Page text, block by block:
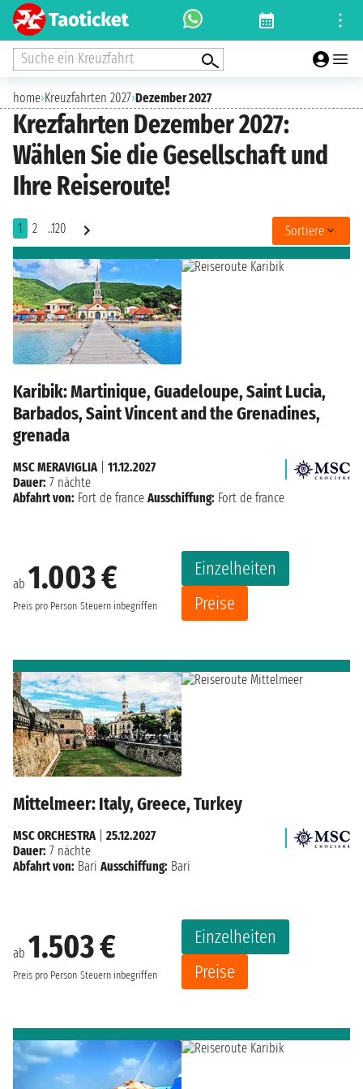
Suche ein Kreuzfahrt
home›Kreuzfahrten 2027›Dezember 2027
Krezfahrten Dezember 2027:
Wählen Sie die Gesellschaft und
Ihre Reiseroute!
1 2 ..120 Sortiere
Karibik: Martinique, Guadeloupe, Saint Lucia,
Barbados, Saint Vincent and the Grenadines,
grenada
ab 1.003 €
Preis pro Person Steuern inbegriffen
Einzelheiten
Preise
MSC MERAVIGLIA
11.12.2027
Dauer: 7 nächte
Abfahrt von: Fort de france Ausschiffung: Fort de france
Mittelmeer: Italy, Greece, Turkey
ab 1.503 €
Preis pro Person Steuern inbegriffen
Einzelheiten
Preise
MSC ORCHESTRA| 25.12.2027
Dauer: 7 nächte
Abfahrt von: Bari Ausschiffung: Bari